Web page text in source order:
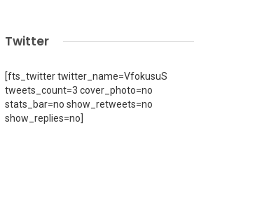
Twitter
[fts_twitter twitter_name=VfokusuS
tweets_count=3 cover_photo=no
stats_bar=no show_retweets=no
show_replies=no]